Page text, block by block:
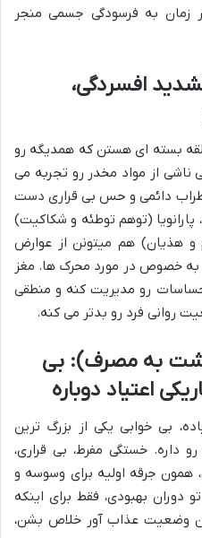
به فرسودگی جسمی منجر
افسردگی،
بسته ای هستن که همدیگه رو
از مواد مخدر رو تجربه می
دائمی و حس بی قراری دست
(توهم توطئه و شکاکیت)
و هذیان) هم میتونن از عوارض
به خصوص در مورد محرک ها. مغز
رو مدیریت کنه و منطقی
روانی فرد رو بدتر می کنه.
به مصرف): بی
اعتیاد دوباره
بی خوابی یکی از بزرگ ترین
داره. خستگی مفرط، بی قراری،
همون جرقه اولیه برای وسوسه و
دوران بهبودی، فقط برای اینکه
وضعیت عذاب آور خلاص بشن،